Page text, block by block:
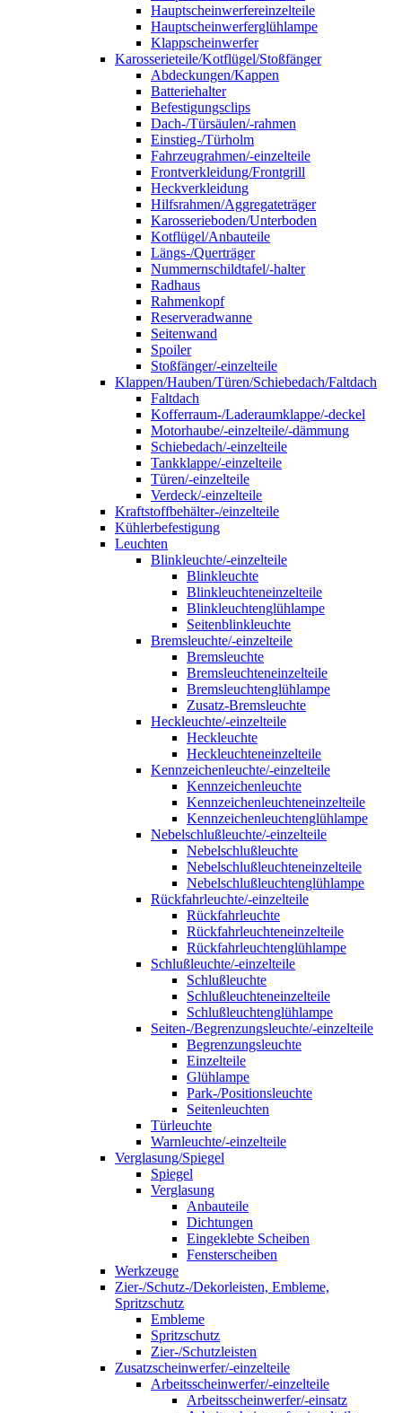
Hauptscheinwerfereinzelteile
Hauptscheinwerferglühlampe
Klappscheinwerfer
Karosserieteile/Kotflügel/Stoßfänger
Abdeckungen/Kappen
Batteriehalter
Befestigungsclips
Dach-/Türsäulen/-rahmen
Einstieg-/Türholm
Fahrzeugrahmen/-einzelteile
Frontverkleidung/Frontgrill
Heckverkleidung
Hilfsrahmen/Aggregateträger
Karosserieboden/Unterboden
Kotflügel/Anbauteile
Längs-/Querträger
Nummernschildtafel/-halter
Radhaus
Rahmenkopf
Reserveradwanne
Seitenwand
Spoiler
Stoßfänger/-einzelteile
Klappen/Hauben/Türen/Schiebedach/Faltdach
Faltdach
Kofferraum-/Laderaumklappe/-deckel
Motorhaube/-einzelteile/-dämmung
Schiebedach/-einzelteile
Tankklappe/-einzelteile
Türen/-einzelteile
Verdeck/-einzelteile
Kraftstoffbehälter-/einzelteile
Kühlerbefestigung
Leuchten
Blinkleuchte/-einzelteile
Blinkleuchte
Blinkleuchteneinzelteile
Blinkleuchtenglühlampe
Seitenblinkleuchte
Bremsleuchte/-einzelteile
Bremsleuchte
Bremsleuchteneinzelteile
Bremsleuchtenglühlampe
Zusatz-Bremsleuchte
Heckleuchte/-einzelteile
Heckleuchte
Heckleuchteneinzelteile
Kennzeichenleuchte/-einzelteile
Kennzeichenleuchte
Kennzeichenleuchteneinzelteile
Kennzeichenleuchtenglühlampe
Nebelschlußleuchte/-einzelteile
Nebelschlußleuchte
Nebelschlußleuchteneinzelteile
Nebelschlußleuchtenglühlampe
Rückfahrleuchte/-einzelteile
Rückfahrleuchte
Rückfahrleuchteneinzelteile
Rückfahrleuchtenglühlampe
Schlußleuchte/-einzelteile
Schlußleuchte
Schlußleuchteneinzelteile
Schlußleuchtenglühlampe
Seiten-/Begrenzungsleuchte/-einzelteile
Begrenzungsleuchte
Einzelteile
Glühlampe
Park-/Positionsleuchte
Seitenleuchten
Türleuchte
Warnleuchte/-einzelteile
Verglasung/Spiegel
Spiegel
Verglasung
Anbauteile
Dichtungen
Eingeklebte Scheiben
Fensterscheiben
Werkzeuge
Zier-/Schutz-/Dekorleisten, Embleme,
Spritzschutz
Embleme
Spritzschutz
Zier-/Schutzleisten
Zusatzscheinwerfer/-einzelteile
Arbeitsscheinwerfer/-einzelteile
Arbeitsscheinwerfer/-einsatz